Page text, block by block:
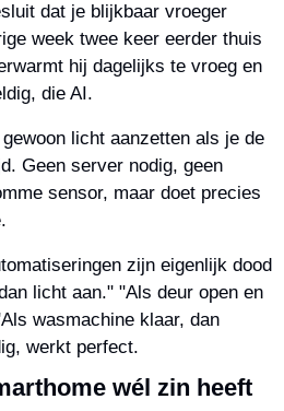
dat je blijkbaar vroeger
week twee keer eerder thuis
hij dagelijks te vroeg en
die AI.
licht aanzetten als je de
Geen server nodig, geen
sensor, maar doet precies
zijn eigenlijk dood
licht aan." "Als deur open en
wasmachine klaar, dan
werkt perfect.
wél zin heeft